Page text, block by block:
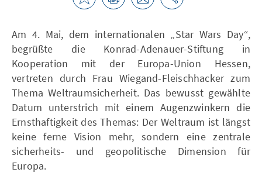
Am 4. Mai, dem internationalen „Star Wars Day“,
begrüßte die Konrad-Adenauer-Stiftung in
Kooperation mit der Europa-Union Hessen,
vertreten durch Frau Wiegand-Fleischhacker zum
Thema Weltraumsicherheit. Das bewusst gewählte
Datum unterstrich mit einem Augenzwinkern die
Ernsthaftigkeit des Themas: Der Weltraum ist längst
keine ferne Vision mehr, sondern eine zentrale
sicherheits- und geopolitische Dimension für
Europa.